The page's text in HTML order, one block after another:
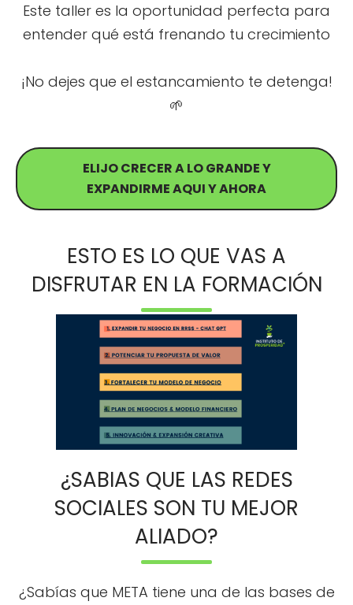
Este taller es la oportunidad perfecta para
entender qué está frenando tu crecimiento
¡No dejes que el estancamiento te detenga!
🌱
ELIJO CRECER A LO GRANDE Y
EXPANDIRME AQUI Y AHORA
ESTO ES LO QUE VAS A
DISFRUTAR EN LA FORMACIÓN
¿SABIAS QUE LAS REDES
SOCIALES SON TU MEJOR
ALIADO?
¿Sabías que META tiene una de las bases de